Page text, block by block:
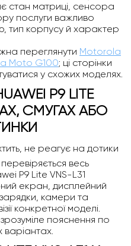
стан матриці, сенсора
послуги важливо
тип корпусу й характер
переглянути Motorola
Moto G100; ці сторінки
у схожих моделях.
P9 LITE
СМУГАХ АБО
не реагує на дотики
весь
P9 Lite VNS-L31
екран, дисплейний
камери та
конкретної моделі.
пояснення по
варіантах.